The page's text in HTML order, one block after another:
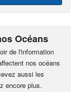
Océans
de l'information
nos océans
aussi les
encore plus.